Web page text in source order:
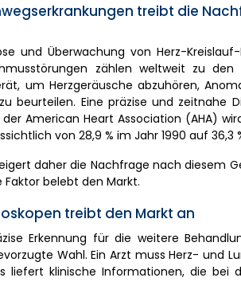
treibt die
und Überwachung von Herz-Kreislauf-
zählen weltweit zu
um Herzgeräusche abzuhören,
beurteilen. Eine präzise und zeitnahe
American Heart Association (AHA)
von 28,9 % im Jahr 1990 auf 36,3
daher die Nachfrage nach diesem
belebt den Markt.
treibt den Markt an
Erkennung für die weitere
Wahl. Ein Arzt muss Herz- und
klinische Informationen, die bei